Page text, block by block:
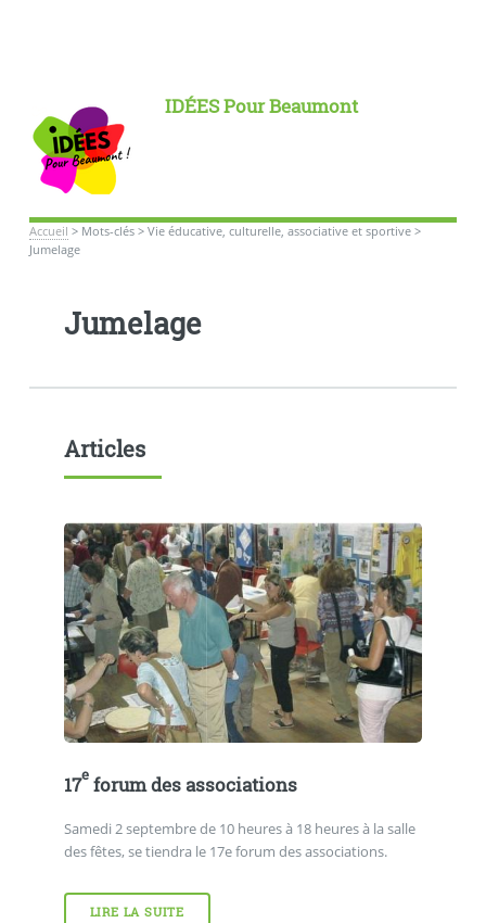
IDÉES Pour Beaumont
Accueil > Mots-clés> Vie éducative, culturelle, associative et sportive>
Jumelage
Jumelage
Articles
17eforum des associations
Samedi 2 septembre de 10 heures à 18 heures à la salle
des fêtes, se tiendra le 17e forum des associations.
LIRE LA SUITE